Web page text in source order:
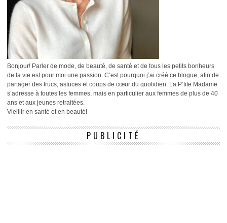
Bonjour! Parler de mode, de beauté, de santé et de tous les petits bonheurs
de la vie est pour moi une passion. C’est pourquoi j’ai créé ce blogue, afin de
partager des trucs, astuces et coups de cœur du quotidien. La P’tite Madame
s’adresse à toutes les femmes, mais en particulier aux femmes de plus de 40
ans et aux jeunes retraitées.
Vieillir en santé et en beauté!
PUBLICITÉ